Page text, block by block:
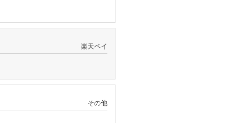
楽天ペイ
その他